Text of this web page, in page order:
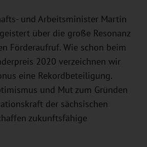
und Arbeitsminister Martin
über die große Resonanz
Förderaufruf. Wie schon beim
2020 verzeichnen wir
eine Rekordbeteiligung.
und Mut zum Gründen
der sächsischen
zukunftsfähige